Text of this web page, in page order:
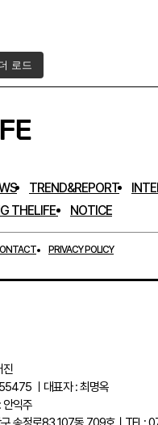
로드
TREND&REPORT
THELIFE
NOTICE
PRIVACY POLICY
진
ㅣ대표자 : 최명옥
안익주